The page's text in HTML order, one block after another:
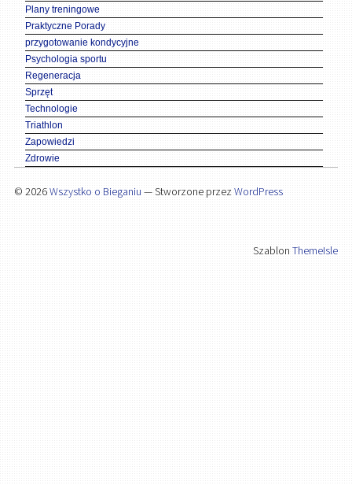
Plany treningowe
Praktyczne Porady
przygotowanie kondycyjne
Psychologia sportu
Regeneracja
Sprzęt
Technologie
Triathlon
Zapowiedzi
Zdrowie
© 2026Wszystko o Bieganiu — Stworzone przezWordPress
SzablonThemeIsle